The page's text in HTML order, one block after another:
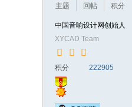
主题
回帖
积分
中国音响设计网创始人
XYCAD Team
积分 222905